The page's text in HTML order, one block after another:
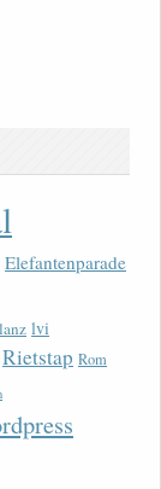
Elefantenparade
lvi
Rietstap Rom